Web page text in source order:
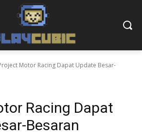
Motor Racing Dapat Update Besar-
Racing Dapat
Besaran